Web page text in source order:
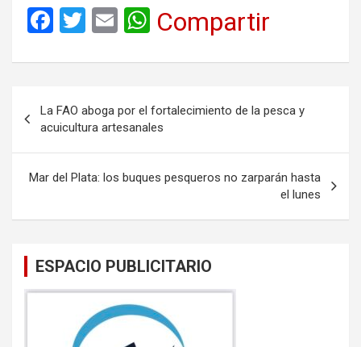
F
ce
o
o
k
T
tt
E
ail
W
at
A
p
p
Compartir
de
entradas
La FAO aboga por el fortalecimiento de la pesca y
acuicultura artesanales
Mar del Plata: los buques pesqueros no zarparán hasta
el lunes
ESPACIO PUBLICITARIO